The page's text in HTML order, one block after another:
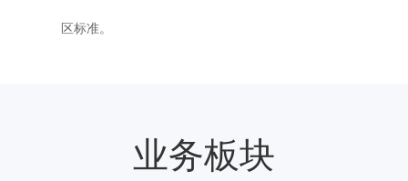
区标准。
业务板块